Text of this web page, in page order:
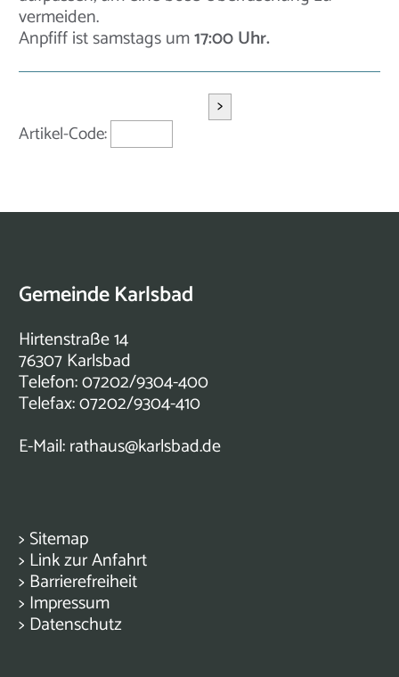
vermeiden.
Anpfiff ist samstags um17:00 Uhr.
Artikel-Code:
>
Gemeinde Karlsbad
Hirtenstraße 14
76307 Karlsbad
Telefon: 07202/9304-400
Telefax: 07202/9304-410
E-Mail:rathaus@karlsbad.de
> Sitemap
> Link zur Anfahrt
> Barrierefreiheit
> Impressum
> Datenschutz